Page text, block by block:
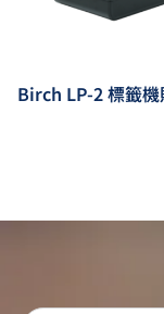
Birch LP-2 標籤